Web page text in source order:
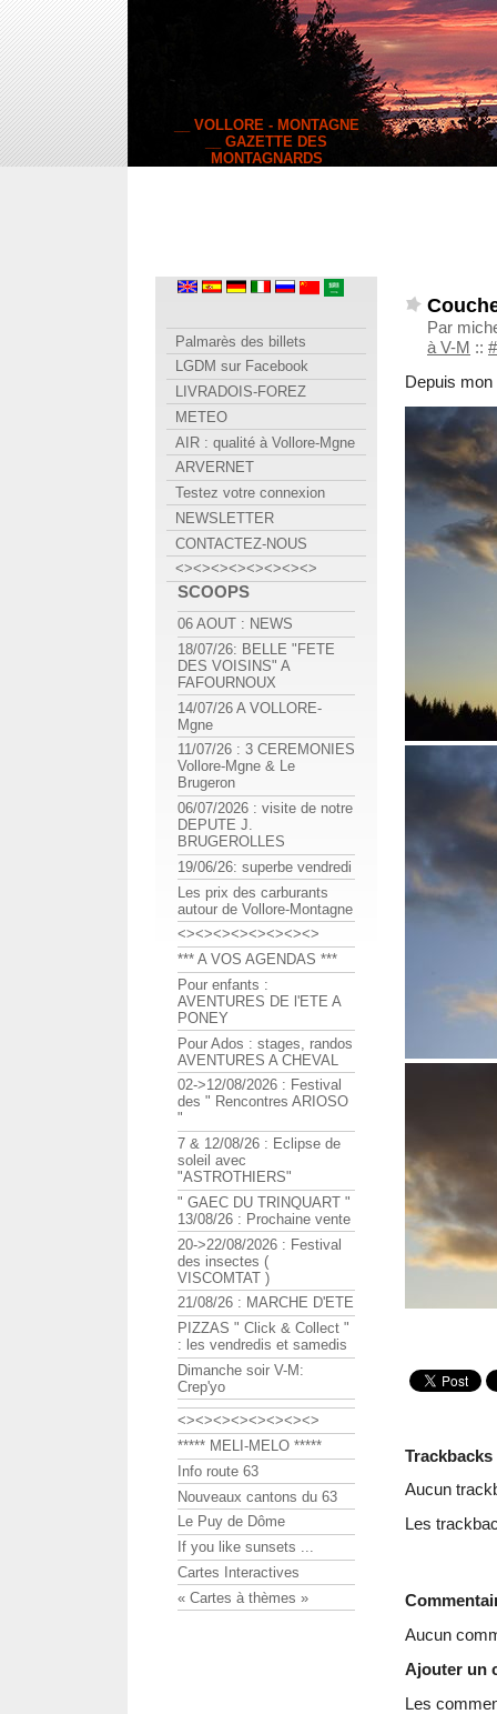
__ VOLLORE - MONTAGNE
__ GAZETTE DES
MONTAGNARDS
Par
à V-M ::
Depuis
Trackbacks
Aucun
Les
Aucun
Ajouter un
Les
Palmarès des billets
LGDM sur Facebook
LIVRADOIS-FOREZ
METEO
AIR : qualité à Vollore-Mgne
ARVERNET
Testez votre connexion
NEWSLETTER
CONTACTEZ-NOUS
<><><><><><><><>
SCOOPS
06 AOUT : NEWS
18/07/26: BELLE "FETE
DES VOISINS" A
FAFOURNOUX
14/07/26 A VOLLORE-
Mgne
11/07/26 : 3 CEREMONIES
Vollore-Mgne & Le
Brugeron
06/07/2026 : visite de notre
DEPUTE J.
BRUGEROLLES
19/06/26: superbe vendredi
Les prix des carburants
autour de Vollore-Montagne
<><><><><><><><>
*** A VOS AGENDAS ***
Pour enfants :
AVENTURES DE l'ETE A
PONEY
Pour Ados : stages, randos
AVENTURES A CHEVAL
02->12/08/2026 : Festival
des " Rencontres ARIOSO
"
7 & 12/08/26 : Eclipse de
soleil avec
"ASTROTHIERS"
" GAEC DU TRINQUART "
13/08/26 : Prochaine vente
20->22/08/2026 : Festival
des insectes (
VISCOMTAT )
21/08/26 : MARCHE D'ETE
PIZZAS " Click & Collect "
: les vendredis et samedis
Dimanche soir V-M:
Crep'yo
<><><><><><><><>
***** MELI-MELO *****
Info route 63
Nouveaux cantons du 63
Le Puy de Dôme
If you like sunsets ...
Cartes Interactives
« Cartes à thèmes »